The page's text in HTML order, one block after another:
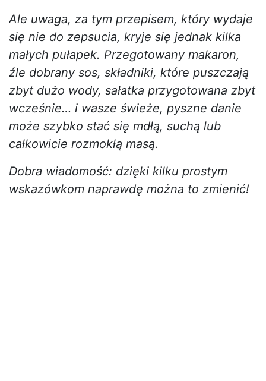
Ale uwaga, za tym przepisem, który wydaje
się nie do zepsucia, kryje się jednak kilka
małych pułapek. Przegotowany makaron,
źle dobrany sos, składniki, które puszczają
zbyt dużo wody, sałatka przygotowana zbyt
wcześnie… i wasze świeże, pyszne danie
może szybko stać się mdłą, suchą lub
całkowicie rozmokłą masą.
Dobra wiadomość: dzięki kilku prostym
wskazówkom naprawdę można to zmienić!